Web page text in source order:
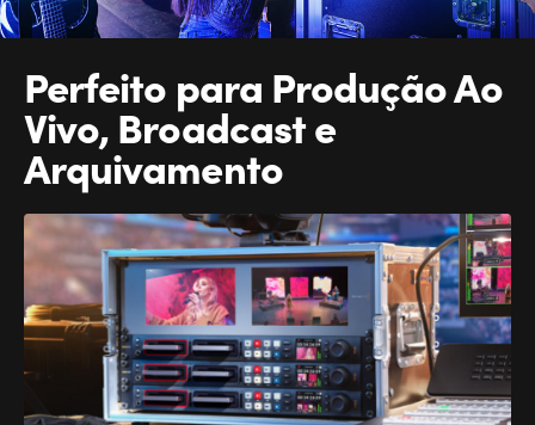
Perfeito para ProduçãoAo
Vivo, Broadcast e
Arquivamento